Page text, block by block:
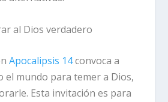
al Dios verdadero
Apocalipsis 14convoca a
el mundo para temer a Dios,
Esta invitación es para